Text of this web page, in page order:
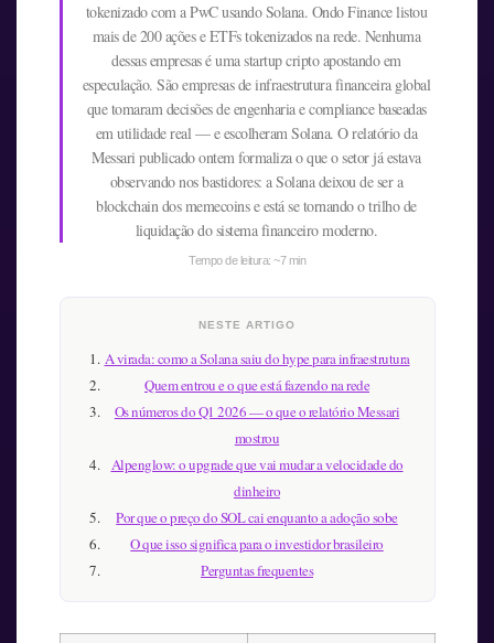
tokenizado com a PwC usando Solana. Ondo Finance listou
mais de 200 ações e ETFs tokenizados na rede. Nenhuma
dessas empresas é uma startup cripto apostando em
especulação. São empresas de infraestrutura financeira global
que tomaram decisões de engenharia e compliance baseadas
em utilidade real — e escolheram Solana. O relatório da
Messari publicado ontem formaliza o que o setor já estava
observando nos bastidores: a Solana deixou de ser a
blockchain dos memecoins e está se tornando o trilho de
liquidação do sistema financeiro moderno.
Tempo de leitura: ~7 min
NESTE ARTIGO
A virada: como a Solana saiu do hype para infraestrutura
Quem entrou e o que está fazendo na rede
Os números do Q1 2026 — o que o relatório Messari
mostrou
Alpenglow: o upgrade que vai mudar a velocidade do
dinheiro
Por que o preço do SOL cai enquanto a adoção sobe
O que isso significa para o investidor brasileiro
Perguntas frequentes